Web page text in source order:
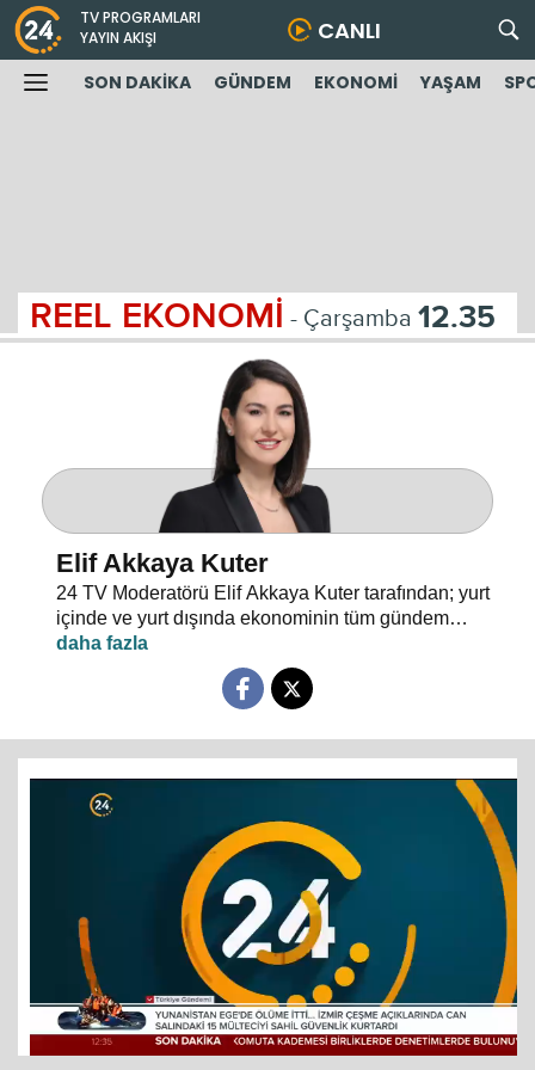
TV PROGRAMLARI
YAYIN AKIŞI
CANLI
SON DAKİKA GÜNDEM EKONOMİ YAŞAM
REEL EKONOMİ - Çarşamba 12.35
Elif Akkaya Kuter
24 TV Moderatörü Elif Akkaya Kuter tarafından; yurt
içinde ve yurt dışında ekonominin tüm gündem
maddeleri ve alanında uzman stüdyo konuklarıyla
sebep sonuç ilişkileri analiz ediliyor.